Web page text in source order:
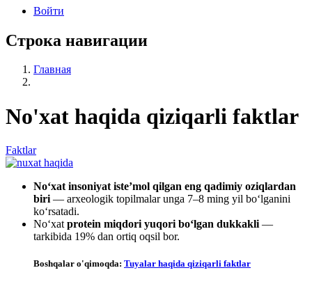
Войти
Строка навигации
Главная
No'xat haqida qiziqarli faktlar
Faktlar
No‘xat insoniyat iste’mol qilgan eng qadimiy oziqlardan
biri — arxeologik topilmalar unga 7–8 ming yil bo‘lganini
ko‘rsatadi.
No‘xat protein miqdori yuqori bo‘lgan dukkakli —
tarkibida 19% dan ortiq oqsil bor.
Boshqalar o'qimoqda: Tuyalar haqida qiziqarli faktlar